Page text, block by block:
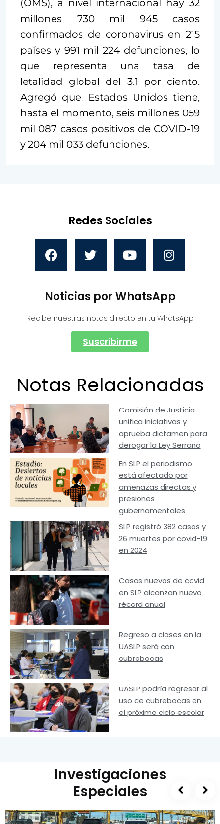
(OMS), a nivel internacional hay 32
millones 730 mil 945 casos
confirmados de coronavirus en 215
países y 991 mil 224 defunciones, lo
que representa una tasa de
letalidad global del 3.1 por ciento.
Agregó que, Estados Unidos tiene,
hasta el momento, seis millones 059
mil 087 casos positivos de COVID-19
y 204 mil 033 defunciones.
Redes Sociales
Noticias por WhatsApp
Recibe nuestras notas directo en tu WhatsApp
Suscribirme
Notas Relacionadas
Comisión de Justicia
unifica iniciativas y
aprueba dictamen para
derogar la Ley Serrano
En SLP el periodismo
está afectado por
amenazas directas y
presiones
gubernamentales
SLP registró 382 casos y
26 muertes por covid-19
en 2024
Casos nuevos de covid
en SLP alcanzan nuevo
récord anual
Regreso a clases en la
UASLP será con
cubrebocas
UASLP podría regresar al
uso de cubrebocas en
el próximo ciclo escolar
Investigaciones
Especiales